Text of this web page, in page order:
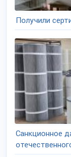
Получили
Санкционное